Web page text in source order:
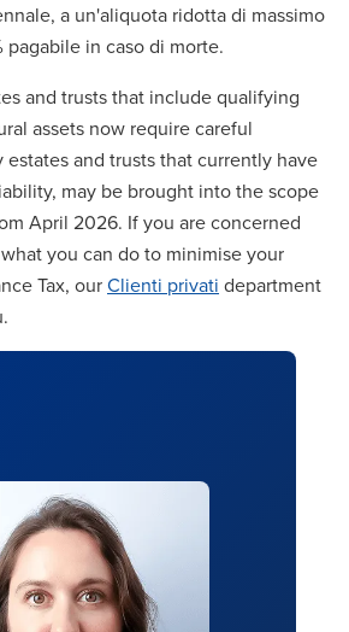
a un'aliquota ridotta di massimo
pagabile in caso di morte.
and trusts that include qualifying
assets now require careful
and trusts that currently have
may be brought into the scope
April 2026. If you are concerned
you can do to minimise your
Tax, ourClienti privati department